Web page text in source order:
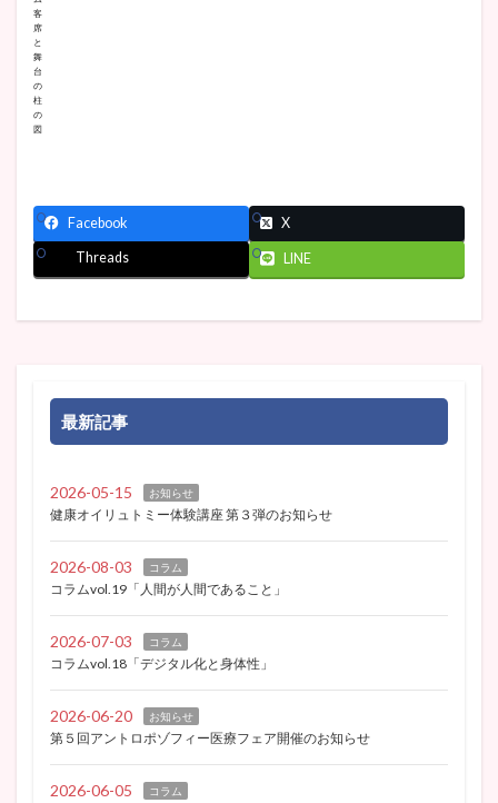
客
席
と
舞
台
の
柱
の
図
Facebook X
Threads LINE
最新記事
2026-05-15 お知らせ
健康オイリュトミー体験講座 第３弾のお知らせ
2026-08-03 コラム
コラムvol.19「人間が人間であること」
2026-07-03 コラム
コラムvol.18「デジタル化と身体性」
2026-06-20 お知らせ
第５回アントロポゾフィー医療フェア開催のお知らせ
2026-06-05 コラム